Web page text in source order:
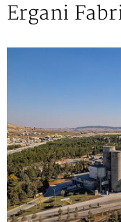
Ergani